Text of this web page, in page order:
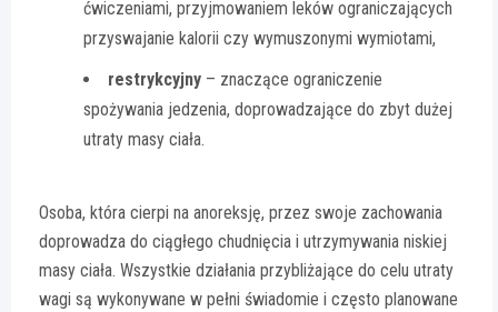
ćwiczeniami, przyjmowaniem leków ograniczających
przyswajanie kalorii czy wymuszonymi wymiotami,
restrykcyjny – znaczące ograniczenie
spożywania jedzenia, doprowadzające do zbyt dużej
utraty masy ciała.
Osoba, która cierpi na anoreksję, przez swoje zachowania
doprowadza do ciągłego chudnięcia i utrzymywania niskiej
masy ciała. Wszystkie działania przybliżające do celu utraty
wagi są wykonywane w pełni świadomie i często planowane